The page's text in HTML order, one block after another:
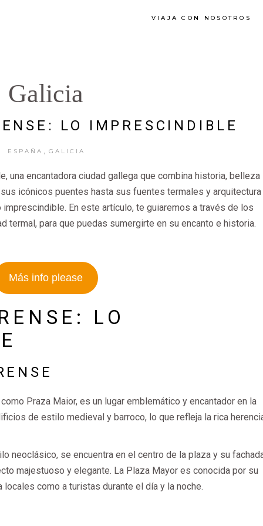
VIAJA CON NOSOTROS
Galicia
LO IMPRESCINDIBLE
ESPAÑA GALICIA
una encantadora ciudad gallega que combina historia, belleza
icónicos puentes hasta sus fuentes termales y arquitectura
En este artículo, te guiaremos a través de los
para que puedas sumergirte en su encanto e historia.
Más info please
LO
Praza Maior, es un lugar emblemático y encantador en la
de estilo medieval y barroco, lo que refleja la rica
neoclásico, se encuentra en el centro de la plaza y su
majestuoso y elegante. La Plaza Mayor es conocida por su
como a turistas durante el día y la noche.